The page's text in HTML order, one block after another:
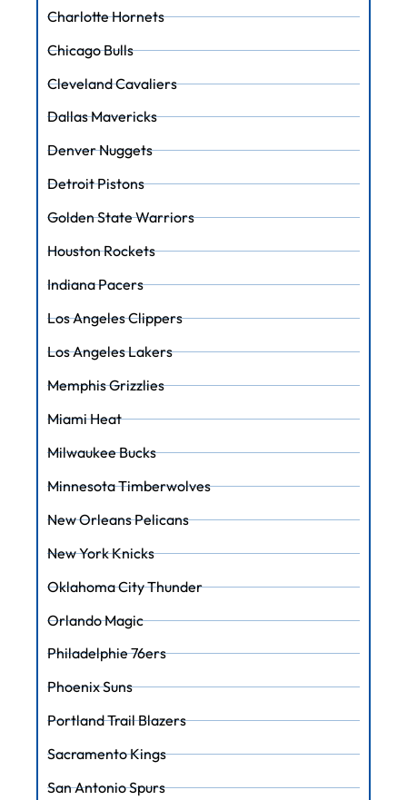
Charlotte Hornets
Chicago Bulls
Cleveland Cavaliers
Dallas Mavericks
Denver Nuggets
Detroit Pistons
Golden State Warriors
Houston Rockets
Indiana Pacers
Los Angeles Clippers
Los Angeles Lakers
Memphis Grizzlies
Miami Heat
Milwaukee Bucks
Minnesota Timberwolves
New Orleans Pelicans
New York Knicks
Oklahoma City Thunder
Orlando Magic
Philadelphie 76ers
Phoenix Suns
Portland Trail Blazers
Sacramento Kings
San Antonio Spurs